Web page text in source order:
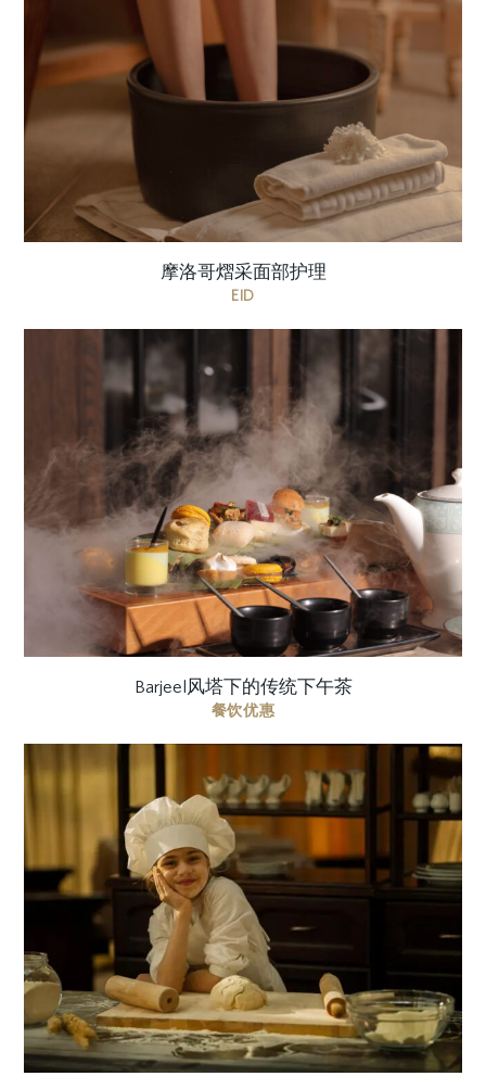
一款旨在提升肌肤自然光泽的面部护理，搭配一份
甜蜜的悦享甜品，为体验画上完美句点。. AED 460
每位 价格包含 清爽足浴 60-分钟MarocMaroc 面部
摩洛哥熠采面部护理
EID
在历史悠久的 Barjeel 风塔之下品味传承下午茶，毗
邻 The Café 与 Souk Al Arsah 市集——沙迦深厚的文
化遗产于此与静谧的反思时光交相辉映。 价格： 95
...
Barjeel风塔下的传统下午茶
餐饮优惠
鼓励您的小厨师与我们的大厨一起进行一次烹调，
提升他们的烹饪技能。带回家的不仅有宝贵的知
识，还有美味的回忆，简单易懂的食谱和证书。 地
点 餐厅 时间 下午 1:00–下午 3:00 ...